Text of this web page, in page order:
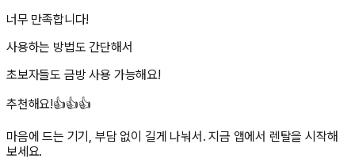
너무 만족합니다!
사용하는 방법도 간단해서
초보자들도 금방 사용 가능해요!
추천해요!👍👍👍
마음에 드는 기기, 부담 없이 길게 나눠서. 지금 앱에서 렌탈을 시작해
보세요.